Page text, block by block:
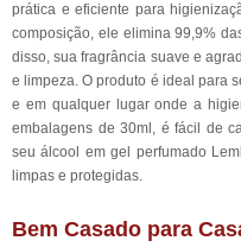
prática e eficiente para
composição, ele elimina 99,9%
disso, sua fragrância suave e
e limpeza. O produto é ideal para
e em qualquer lugar onde a
embalagens de 30ml, é fácil de
seu álcool em gel perfumado
limpas e protegidas.
Bem Casado para